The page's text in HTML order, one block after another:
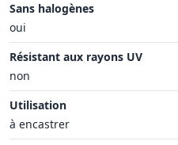
Sans halogènes
oui
Résistant aux rayons UV
non
Utilisation
à encastrer